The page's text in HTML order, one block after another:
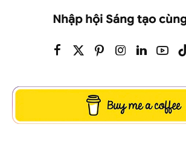
Nhập hội Sáng tạo